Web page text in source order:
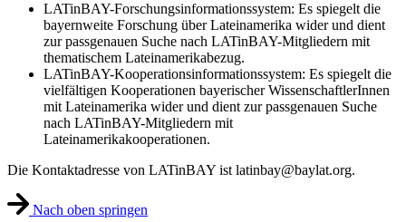
LATinBAY-Forschungsinformationssystem: Es spiegelt die
bayernweite Forschung über Lateinamerika wider und dient
zur passgenauen Suche nach LATinBAY-Mitgliedern mit
thematischem Lateinamerikabezug.
LATinBAY-Kooperationsinformationssystem: Es spiegelt die
vielfältigen Kooperationen bayerischer WissenschaftlerInnen
mit Lateinamerika wider und dient zur passgenauen Suche
nach LATinBAY-Mitgliedern mit
Lateinamerikakooperationen.
Die Kontaktadresse von LATinBAY ist latinbay@baylat.org.
Nach oben springen